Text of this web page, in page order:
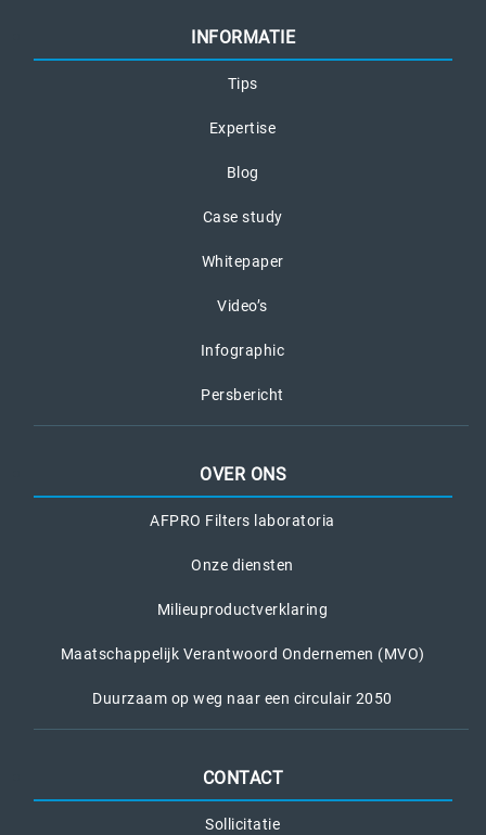
INFORMATIE
Tips
Expertise
Blog
Case study
Whitepaper
Video’s
Infographic
Persbericht
OVER ONS
AFPRO Filters laboratoria
Onze diensten
Milieuproductverklaring
Maatschappelijk Verantwoord Ondernemen (MVO)
Duurzaam op weg naar een circulair 2050
CONTACT
Sollicitatie